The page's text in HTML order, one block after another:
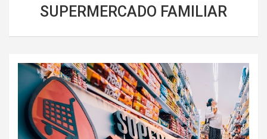
SUPERMERCADO FAMILIAR